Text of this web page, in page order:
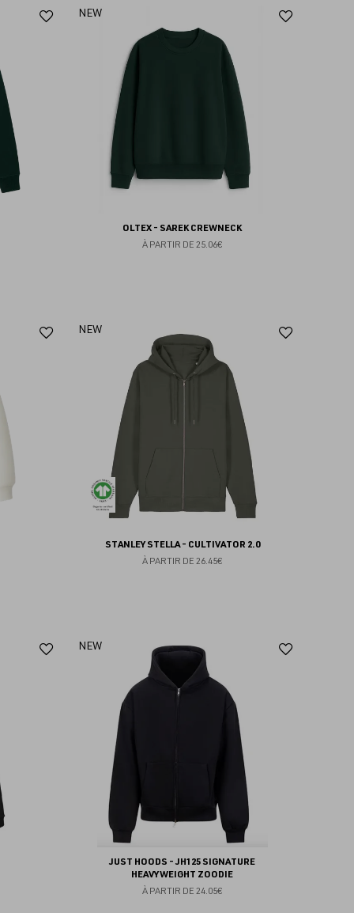
Ajouter
NEW
OLTEX - SAREK CREWNECK
À PARTIR DE 25.06€
Ajouter
NEW
STANLEY STELLA - CULTIVATOR 2.0
À PARTIR DE 26.45€
Ajouter
NEW
JUST HOODS - JH125 SIGNATURE
HEAVYWEIGHT ZOODIE
À PARTIR DE 24.05€